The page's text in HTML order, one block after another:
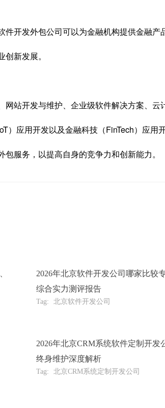
开发外包公司可以为金融机构提供金融产
新发展。
站开发与维护、企业级软件解决方案、云
）应用开发以及金融科技（FinTech）应用
服务，以提高自身的竞争力和创新能力。
2026年北京软件开发公司哪家比较
综合实力测评报告
Tag: 北京软件开发公司
2026年北京CRM系统软件定制开发
终身维护深度解析
Tag: 北京CRM系统定制开发公司